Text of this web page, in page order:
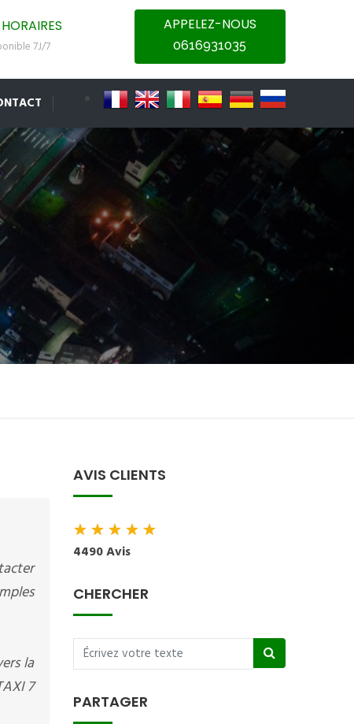
HORAIRES
7J/7
APPELEZ-NOUS
0616931035
la
7
AVIS CLIENTS
★★★★★
4490 Avis
CHERCHER
PARTAGER